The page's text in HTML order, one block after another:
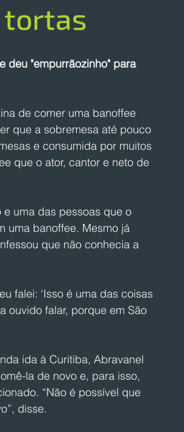
tortas
deu "empurrãozinho" para
de comer uma banoffee
que a sobremesa até pouco
e consumida por muitos
que o ator, cantor e neto de
uma das pessoas que o
uma banoffee. Mesmo já
que não conhecia a
falei: ‘Isso é uma das coisas
ouvido falar, porque em São
ida à Curitiba, Abravanel
la de novo e, para isso,
“Não é possível que
disse.